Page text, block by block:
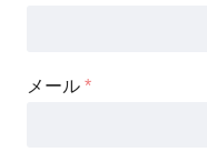
メール *